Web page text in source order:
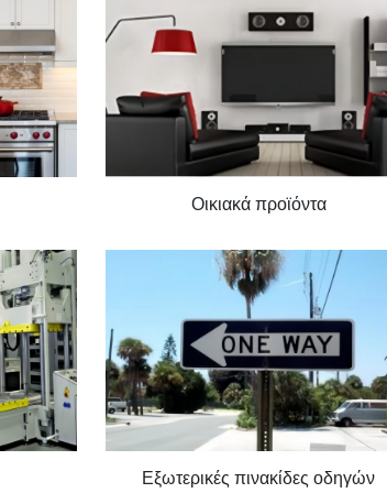
Οικιακά προϊόντα
Εξωτερικές πινακίδες οδηγών